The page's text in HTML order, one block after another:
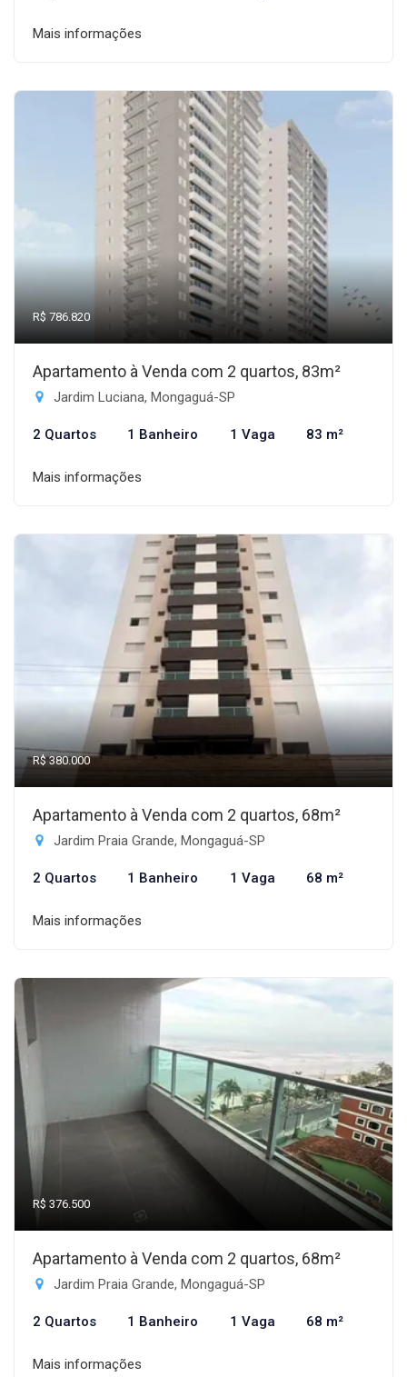
Mais informações
R$ 786.820
Apartamento à Venda com 2 quartos, 83m²
Jardim Luciana, Mongaguá-SP
2 Quartos 1 Banheiro 1 Vaga 83 m²
Mais informações
R$ 380.000
Apartamento à Venda com 2 quartos, 68m²
Jardim Praia Grande, Mongaguá-SP
2 Quartos 1 Banheiro 1 Vaga 68 m²
Mais informações
R$ 376.500
Apartamento à Venda com 2 quartos, 68m²
Jardim Praia Grande, Mongaguá-SP
2 Quartos 1 Banheiro 1 Vaga 68 m²
Mais informações